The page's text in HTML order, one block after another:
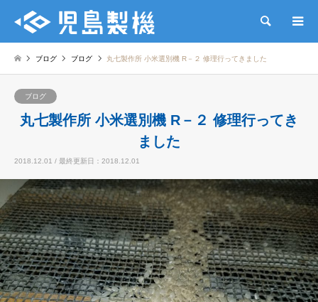
検索
ブログ ブログ 丸七製作所 小米選別機 R－２ 修理行ってきました
ブログ
丸七製作所 小米選別機 R－２ 修理行ってき
ました
2018.12.01 / 最終更新日：2018.12.01